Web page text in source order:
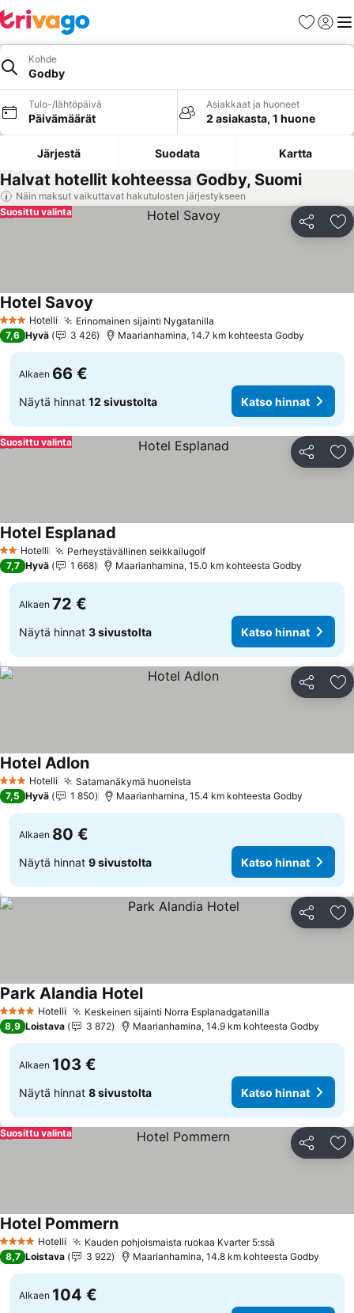
Suosikit
Kohde
Godby
Tulo-/lähtöpäivä
Päivämäärät
Asiakkaat ja huoneet
2 asiakasta, 1 huone
Järjestä Suodata Kartta
Halvat hotellit kohteessa Godby, Suomi
Näin maksut vaikuttavat hakutulosten järjestykseen
Jaa
Suosittu valinta
3 Tähtiluokitus
Hotelli Erinomainen sijainti Nygatanilla
Hotel Savoy
7,6 Hyvä 3 426 Maarianhamina, 14.7 km kohteesta Godby
Alkaen 66 €
Näytä hinnat 12 sivustolta Katso hinnat
Jaa
Suosittu valinta
2 Tähtiluokitus
Hotelli Perheystävällinen seikkailugolfKatso hinnat
Hotel Esplanad
7,7 Hyvä 1 668 Maarianhamina, 15.0 km kohteesta Godby
Alkaen 72 €
Näytä hinnat 3 sivustolta Katso hinnat
Jaa
3 Tähtiluokitus
Hotelli Satamanäkymä huoneista
Hotel AdlonKatso hinnat
7,5 Hyvä 1 850 Maarianhamina, 15.4 km kohteesta Godby
Alkaen 80 €
Näytä hinnat 9 sivustolta Katso hinnat
Jaa
4 Tähtiluokitus
Hotelli Keskeinen sijainti Norra Esplanadgatanilla
Park Alandia HotelKatso hinnat
8,9 Loistava 3 872 Maarianhamina, 14.9 km kohteesta Godby
Alkaen 103 €
Näytä hinnat 8 sivustolta Katso hinnat
Jaa
Suosittu valinta
4 Tähtiluokitus
Hotelli Kauden pohjoismaista ruokaa Kvarter 5:ssä
Hotel PommernKatso hinnat
8,7 Loistava 3 922 Maarianhamina, 14.8 km kohteesta Godby
Alkaen 104 €